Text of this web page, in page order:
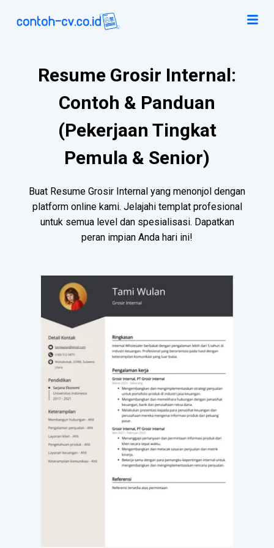
Resume Grosir Internal:
Contoh & Panduan
(Pekerjaan Tingkat
Pemula & Senior)
Buat Resume Grosir Internal yang menonjol dengan
platform online kami. Jelajahi templat profesional
untuk semua level dan spesialisasi. Dapatkan
peran impian Anda hari ini!